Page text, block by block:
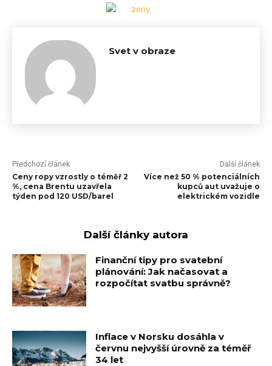
Svet v obraze
Předchozí článek
Ceny ropy vzrostly o téměř 2
%, cena Brentu uzavřela
týden pod 120 USD/barel
Další článek
Více než 50 % potenciálních
kupců aut uvažuje o
elektrickém vozidle
Další články autora
Finanční tipy pro svatební
plánování: Jak načasovat a
rozpočítat svatbu správně?
Inflace v Norsku dosáhla v
červnu nejvyšší úrovně za téměř
34 let